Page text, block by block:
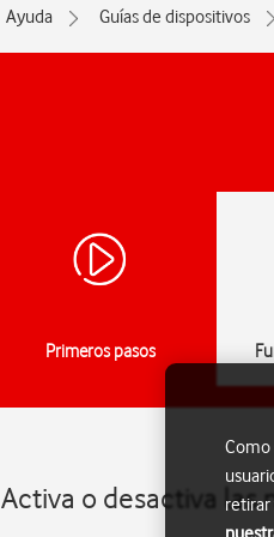
Ayuda Guías de dispositivos
Primeros pasos
Activa o desactiva las
Como
retirar